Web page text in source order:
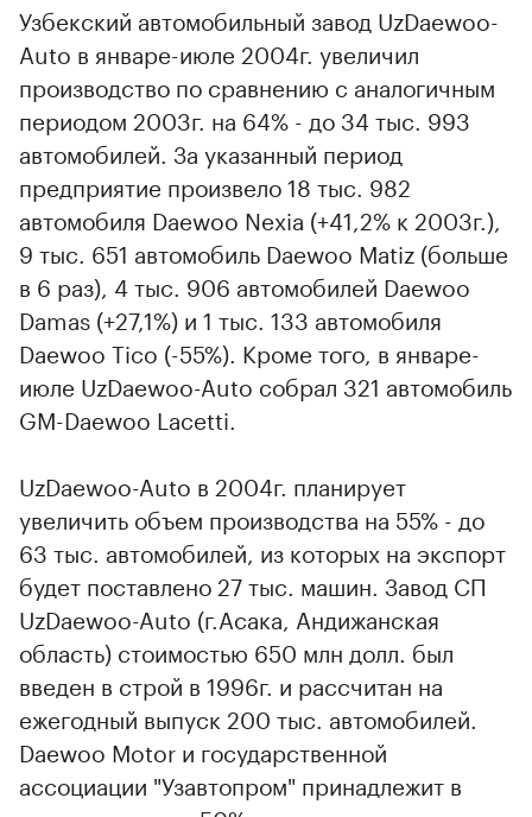
Узбекский автомобильный завод UzDaewoo-
Auto в январе-июле 2004г. увеличил
производство по сравнению с аналогичным
периодом 2003г. на 64% - до 34 тыс. 993
автомобилей. За указанный период
предприятие произвело 18 тыс. 982
автомобиля Daewoo Nexia (+41,2% к 2003г.),
9 тыс. 651 автомобиль Daewoo Matiz (больше
в 6 раз), 4 тыс. 906 автомобилей Daewoo
Damas (+27,1%) и 1 тыс. 133 автомобиля
Daewoo Tico (-55%). Кроме того, в январе-
июле UzDaewoo-Auto собрал 321 автомобиль
GM-Daewoo Lacetti.
UzDaewoo-Auto в 2004г. планирует
увеличить объем производства на 55% - до
63 тыс. автомобилей, из которых на экспорт
будет поставлено 27 тыс. машин. Завод СП
UzDaewoo-Auto (г.Асака, Андижанская
область) стоимостью 650 млн долл. был
введен в строй в 1996г. и рассчитан на
ежегодный выпуск 200 тыс. автомобилей.
Daewoo Motor и государственной
ассоциации "Узавтопром" принадлежит в